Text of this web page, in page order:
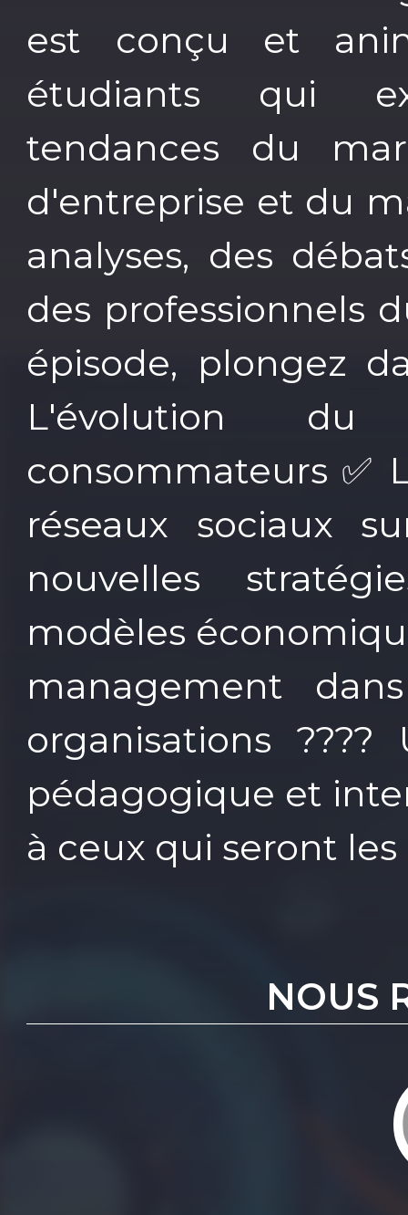
est conçu et
étudiants qui
tendances du
d'entreprise et du
analyses, des
des professionnels
épisode, plongez
L'évolution du
consommateurs ✅
réseaux sociaux
nouvelles
modèles
management
organisations
pédagogique et
à ceux qui seront
NOUS